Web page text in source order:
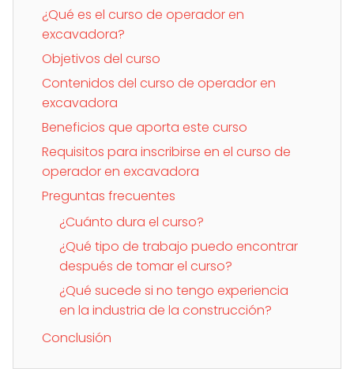
¿Qué es el curso de operador en
excavadora?
Objetivos del curso
Contenidos del curso de operador en
excavadora
Beneficios que aporta este curso
Requisitos para inscribirse en el curso de
operador en excavadora
Preguntas frecuentes
¿Cuánto dura el curso?
¿Qué tipo de trabajo puedo encontrar
después de tomar el curso?
¿Qué sucede si no tengo experiencia
en la industria de la construcción?
Conclusión